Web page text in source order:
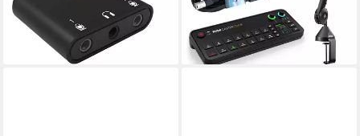
109,90 €
lieferbar - in 2-3 Werktagen bei dir
1.099,90 €
UVP1.419,00 €
-22%
lieferbar - in 2-3 Werktagen bei dir